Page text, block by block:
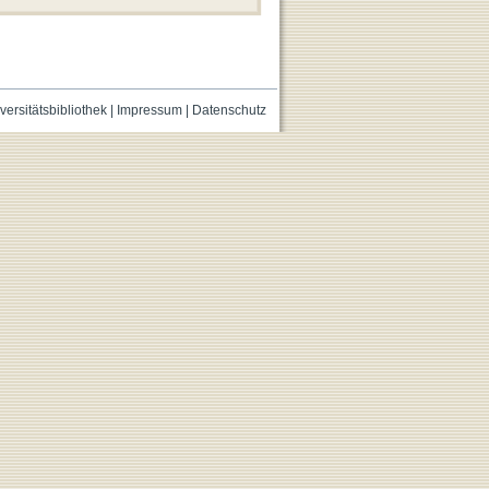
| Impressum| Datenschutz